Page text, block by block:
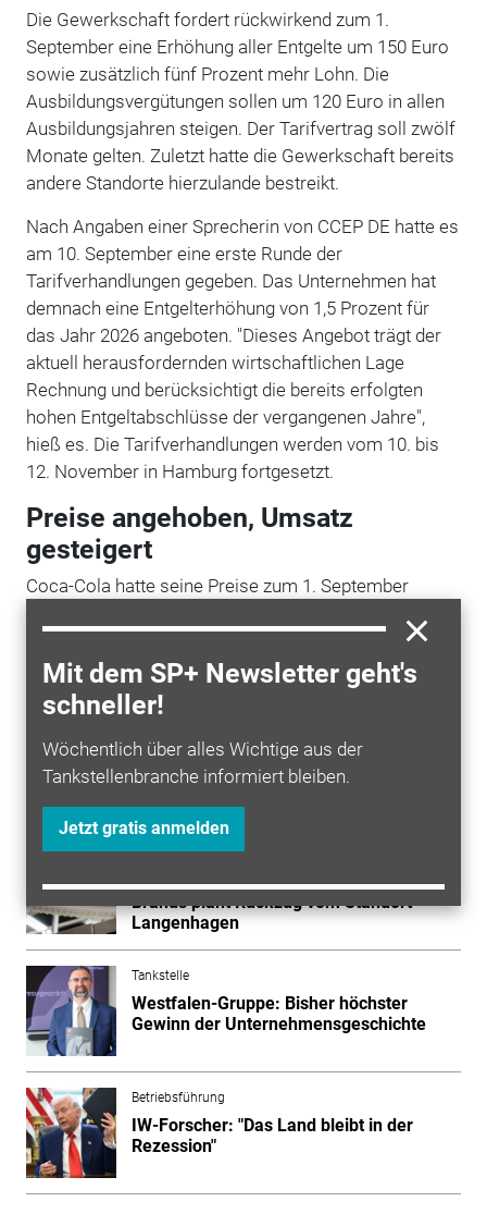
Mit dem SP+ Newsletter geht's
schneller!
Wöchentlich über alles Wichtige aus der
Tankstellenbranche informiert bleiben.
Jetzt gratis anmelden
Die Gewerkschaft fordert rückwirkend zum 1.
September eine Erhöhung aller Entgelte um 150 Euro
sowie zusätzlich fünf Prozent mehr Lohn. Die
Ausbildungsvergütungen sollen um 120 Euro in allen
Ausbildungsjahren steigen. Der Tarifvertrag soll zwölf
Monate gelten. Zuletzt hatte die Gewerkschaft bereits
andere Standorte hierzulande bestreikt.
Nach Angaben einer Sprecherin von CCEP DE hatte es
am 10. September eine erste Runde der
Tarifverhandlungen gegeben. Das Unternehmen hat
demnach eine Entgelterhöhung von 1,5 Prozent für
das Jahr 2026 angeboten. "Dieses Angebot trägt der
aktuell herausfordernden wirtschaftlichen Lage
Rechnung und berücksichtigt die bereits erfolgten
hohen Entgeltabschlüsse der vergangenen Jahre",
hieß es. Die Tarifverhandlungen werden vom 10. bis
12. November in Hamburg fortgesetzt.
Preise angehoben, Umsatz
gesteigert
Coca-Cola hatte seine Preise zum 1. September
Prozent. Unterm Strich verdiente der Konzern mit
knapp 3,7 Milliarden Dollar rund 30 Prozent mehr als
ein Jahr zuvor.
Tabak und Tabakersatz
Verkauf oder Schließung: Imperial
Brands plant Rückzug vom Standort
Langenhagen
Tankstelle
Westfalen-Gruppe: Bisher höchster
Gewinn der Unternehmensgeschichte
Betriebsführung
IW-Forscher: "Das Land bleibt in der
Rezession"